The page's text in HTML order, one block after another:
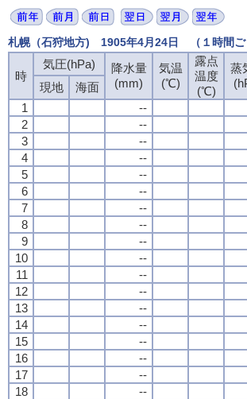
札幌（石狩地方) 1905年4月24日 （１時間ご
時
気圧(hPa)
降水量
(mm)
気温
(℃)
露点
温度
(℃)
蒸
現地
海面
1
--
2
--
3
--
4
--
5
--
6
--
7
--
8
--
9
--
10
--
11
--
12
--
13
--
14
--
15
--
16
--
17
--
18
--